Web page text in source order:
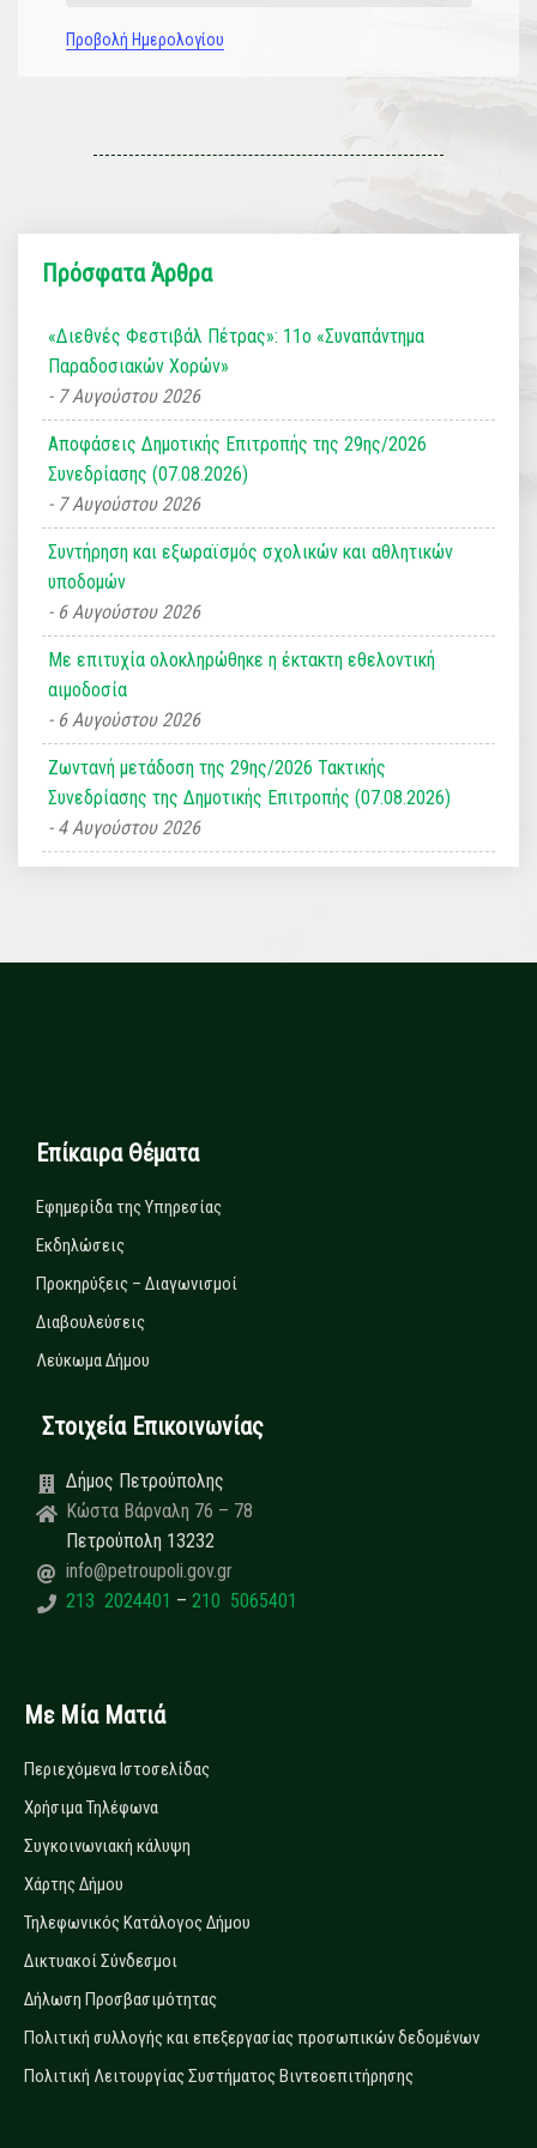
Προβολή Ημερολογίου
Πρόσφατα Άρθρα
«Διεθνές Φεστιβάλ Πέτρας»: 11ο «Συναπάντημα
Παραδοσιακών Χορών»
7 Αυγούστου 2026
Αποφάσεις Δημοτικής Επιτροπής της 29ης/2026
Συνεδρίασης (07.08.2026)
7 Αυγούστου 2026
Συντήρηση και εξωραϊσμός σχολικών και αθλητικών
υποδομών
6 Αυγούστου 2026
Με επιτυχία ολοκληρώθηκε η έκτακτη εθελοντική
αιμοδοσία
6 Αυγούστου 2026
Ζωντανή μετάδοση της 29ης/2026 Τακτικής
Συνεδρίασης της Δημοτικής Επιτροπής (07.08.2026)
4 Αυγούστου 2026
Επίκαιρα Θέματα
Εφημερίδα της Υπηρεσίας
Εκδηλώσεις
Προκηρύξεις – Διαγωνισμοί
Διαβουλεύσεις
Λεύκωμα Δήμου
Στοιχεία Επικοινωνίας
Δήμος Πετρούπολης
Κώστα Βάρναλη 76 – 78
Πετρούπολη 13232
info@petroupoli.gov.gr
213 2024401 – 210 5065401
Με Μία Ματιά
Περιεχόμενα Ιστοσελίδας
Χρήσιμα Τηλέφωνα
Συγκοινωνιακή κάλυψη
Χάρτης Δήμου
Τηλεφωνικός Κατάλογος Δήμου
Δικτυακοί Σύνδεσμοι
Δήλωση Προσβασιμότητας
Πολιτική συλλογής και επεξεργασίας προσωπικών δεδομένων
Πολιτική Λειτουργίας Συστήματος Βιντεοεπιτήρησης